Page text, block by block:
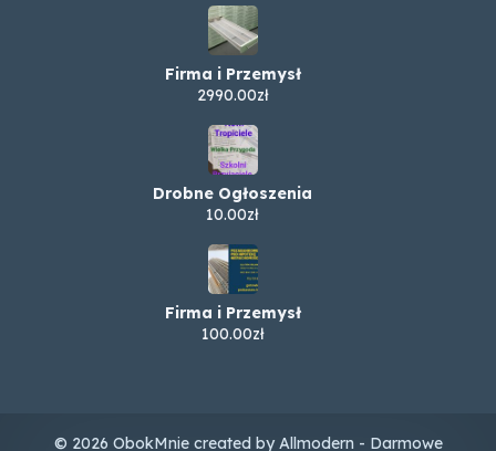
Firma i Przemysł
2990.00zł
Drobne Ogłoszenia
10.00zł
Firma i Przemysł
100.00zł
© 2026 ObokMnie created by Allmodern - Darmowe